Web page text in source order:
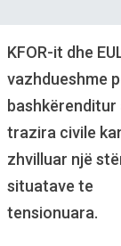
KFOR-it dhe
vazhdueshme
trazira civile
zhvilluar një
situatave te
tensionuara.